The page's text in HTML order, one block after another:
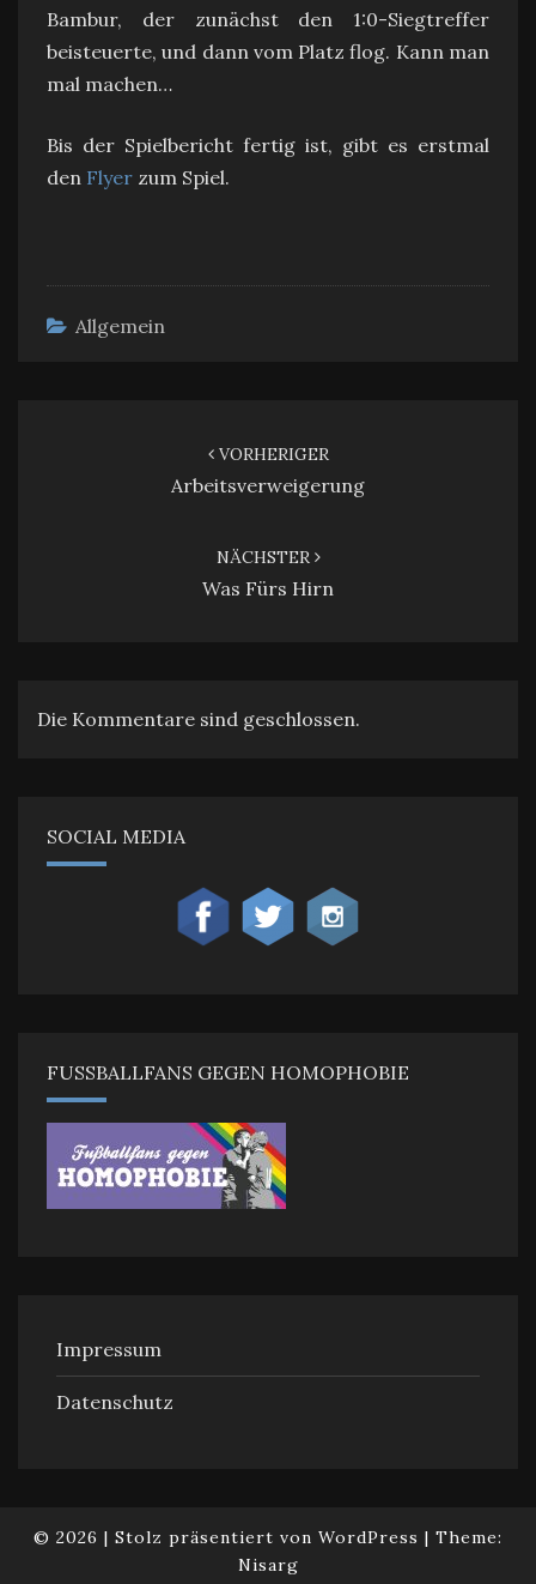
Bambur, der zunächst den 1:0-Siegtreffer
beisteuerte, und dann vom Platz flog. Kann man
mal machen…
Bis der Spielbericht fertig ist, gibt es erstmal
den Flyer zum Spiel.
Allgemein
VORHERIGER
Arbeitsverweigerung
NÄCHSTER
Was Fürs Hirn
Die Kommentare sind geschlossen.
SOCIAL MEDIA
FUSSBALLFANS GEGEN HOMOPHOBIE
Impressum
Datenschutz
© 2026 | Stolz präsentiert von WordPress | Theme:
Nisarg